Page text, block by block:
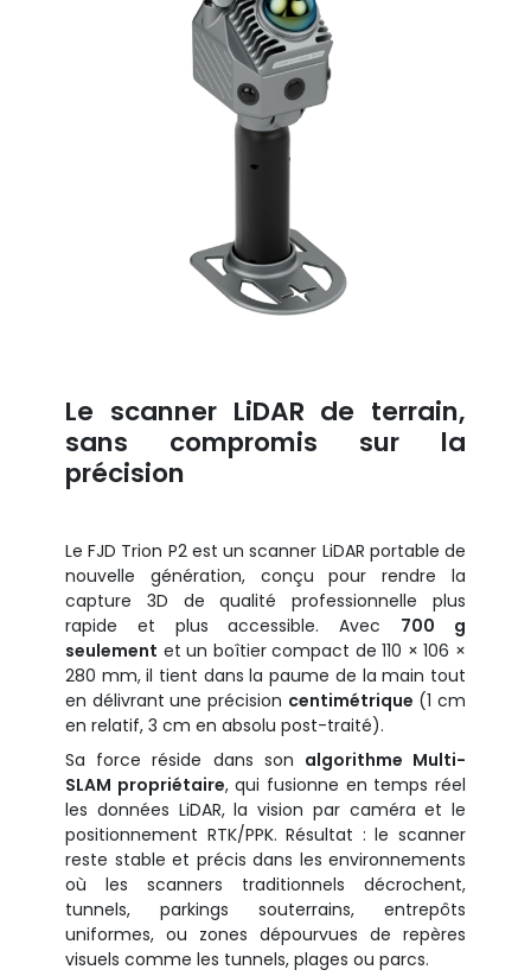
Le scanner LiDAR de terrain,
sans compromis sur la
précision
Le FJD Trion P2 est un scanner LiDAR portable de
nouvelle génération, conçu pour rendre la
capture 3D de qualité professionnelle plus
rapide et plus accessible. Avec 700 g
seulement et un boîtier compact de 110 × 106 ×
280 mm, il tient dans la paume de la main tout
en délivrant une précision centimétrique (1 cm
en relatif, 3 cm en absolu post-traité).
Sa force réside dans son algorithme Multi-
SLAM propriétaire, qui fusionne en temps réel
les données LiDAR, la vision par caméra et le
positionnement RTK/PPK. Résultat : le scanner
reste stable et précis dans les environnements
où les scanners traditionnels décrochent,
tunnels, parkings souterrains, entrepôts
uniformes, ou zones dépourvues de repères
visuels comme les tunnels, plages ou parcs.